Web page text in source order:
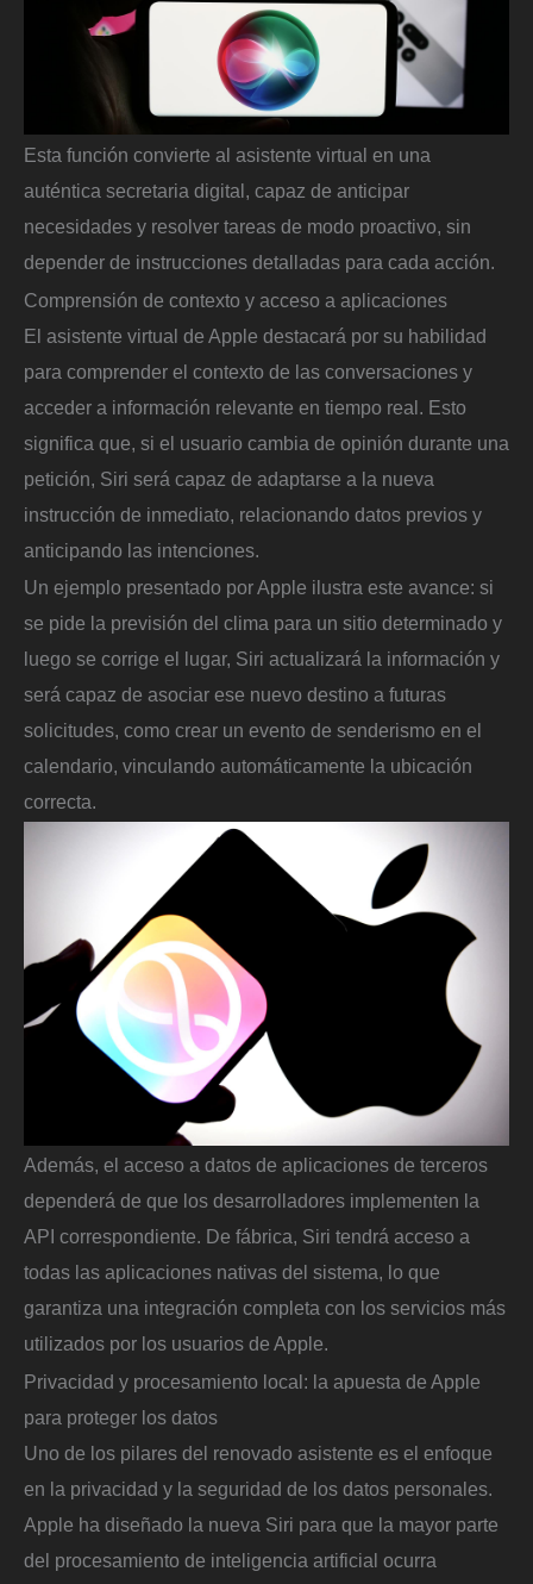
Esta función convierte al asistente virtual en una
auténtica secretaria digital, capaz de anticipar
necesidades y resolver tareas de modo proactivo, sin
depender de instrucciones detalladas para cada acción.
Comprensión de contexto y acceso a aplicaciones
El asistente virtual de Apple destacará por su habilidad
para comprender el contexto de las conversaciones y
acceder a información relevante en tiempo real. Esto
significa que, si el usuario cambia de opinión durante una
petición, Siri será capaz de adaptarse a la nueva
instrucción de inmediato, relacionando datos previos y
anticipando las intenciones.
Un ejemplo presentado por Apple ilustra este avance: si
se pide la previsión del clima para un sitio determinado y
luego se corrige el lugar, Siri actualizará la información y
será capaz de asociar ese nuevo destino a futuras
solicitudes, como crear un evento de senderismo en el
calendario, vinculando automáticamente la ubicación
correcta.
Además, el acceso a datos de aplicaciones de terceros
dependerá de que los desarrolladores implementen la
API correspondiente. De fábrica, Siri tendrá acceso a
todas las aplicaciones nativas del sistema, lo que
garantiza una integración completa con los servicios más
utilizados por los usuarios de Apple.
Privacidad y procesamiento local: la apuesta de Apple
para proteger los datos
Uno de los pilares del renovado asistente es el enfoque
en la privacidad y la seguridad de los datos personales.
Apple ha diseñado la nueva Siri para que la mayor parte
del procesamiento de inteligencia artificial ocurra